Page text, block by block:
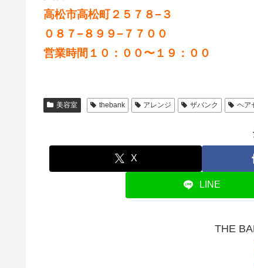
高松市高松町２５７８−３
０８７−８９９−７７００
営業時間１０：００〜１９：００
美容室 thebank アレンジ ザバンク ヘア
X
LINE
THE